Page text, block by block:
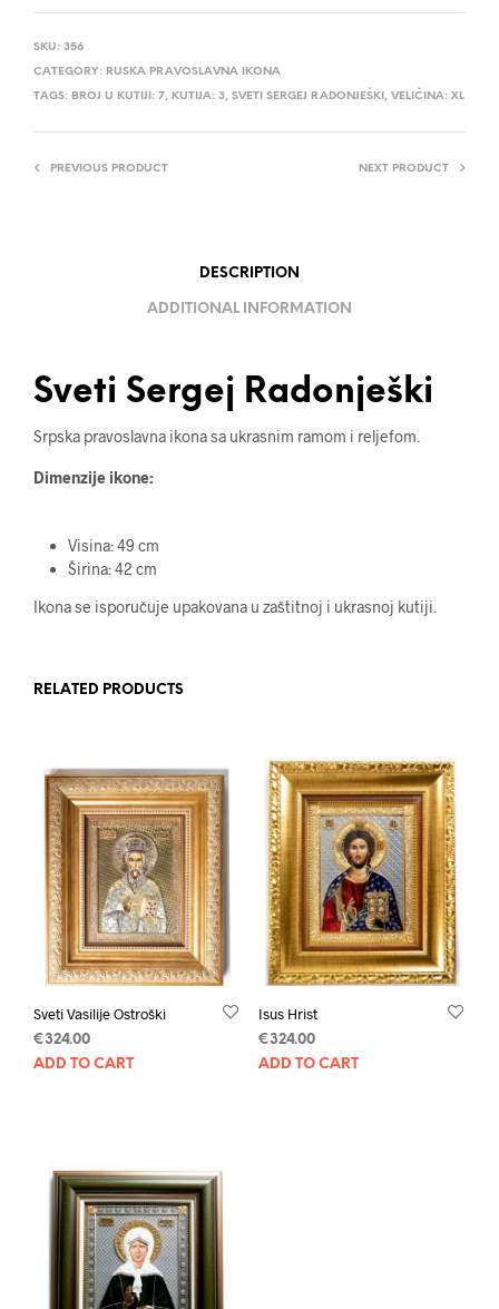
SKU: 356
CATEGORY: RUSKA PRAVOSLAVNA IKONA
TAGS: BROJ U KUTIJI: 7, KUTIJA: 3, SVETI SERGEJ RADONJEŠKI, VELIČINA: XL
PREVIOUS PRODUCT NEXT PRODUCT
DESCRIPTION
ADDITIONAL INFORMATION
Sveti Sergej Radonješki
Srpska pravoslavna ikona sa ukrasnim ramom i reljefom.
Dimenzije ikone:
Visina: 49 cm
Širina: 42 cm
Ikona se isporučuje upakovana u zaštitnoj i ukrasnoj kutiji.
RELATED PRODUCTS
Sveti Vasilije Ostroški
€324.00
ADD TO CART
Isus Hrist
€324.00
ADD TO CART